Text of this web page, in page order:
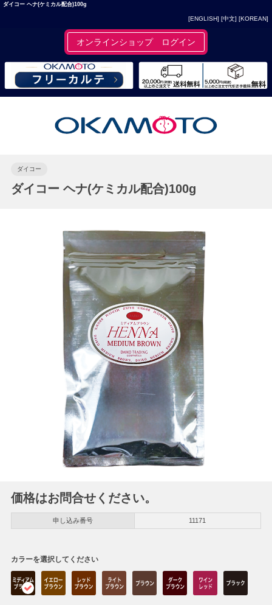
ダイコー ヘナ(ケミカル配合)100g
[ENGLISH] [中文] [KOREAN]
オンラインショップ ログイン
ダイコー
ダイコー ヘナ(ケミカル配合)100g
価格はお問合せください。
申し込み番号 11171
カラーを選択してください